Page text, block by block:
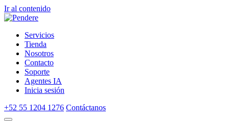
Ir al contenido
Servicios
Tienda
Nosotros
Contacto
Soporte
Agentes IA
Inicia sesión
+52 55 1204 1276 Contáctanos